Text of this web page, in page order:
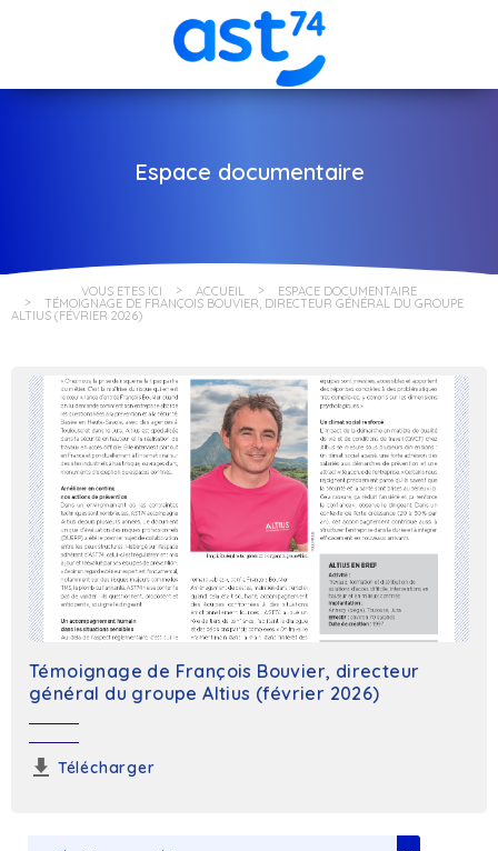
Espace documentaire
VOUS ÊTES ICI ACCUEIL ESPACE DOCUMENTAIRE
TÉMOIGNAGE DE FRANÇOIS BOUVIER, DIRECTEUR GÉNÉRAL DU GROUPE
ALTIUS (FÉVRIER 2026)
Témoignage de François Bouvier, directeur
général du groupe Altius (février 2026)
Télécharger